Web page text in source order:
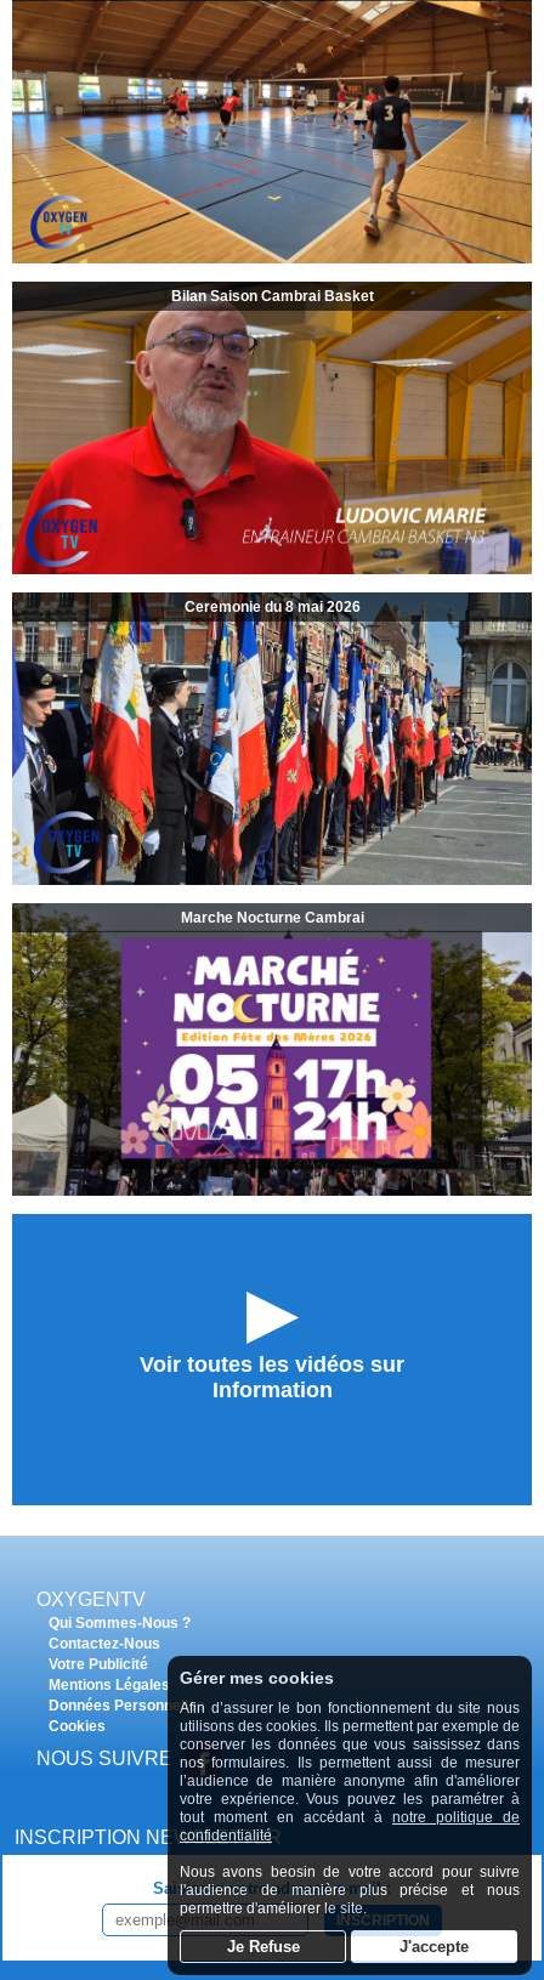
Bilan Saison Cambrai Basket
Ceremonie du 8 mai 2026
Marche Nocturne Cambrai
►
Voir toutes les vidéos sur
Information
OXYGENTV
Qui Sommes-Nous ?
Contactez-Nous
Votre Publicité
Mentions Légales
Données Personnelles
Cookies
NOUS SUIVRE
INSCRIPTION NEWSLETTER
Saisissez votre adresse e-mail :
INSCRIPTION
Gérer mes cookies
Afin d’assurer le bon fonctionnement du site nous
utilisons des cookies. Ils permettent par exemple de
conserver les données que vous saississez dans
nos formulaires. Ils permettent aussi de mesurer
l’audience de manière anonyme afin d'améliorer
votre expérience. Vous pouvez les paramétrer à
tout moment en accédant à notre politique de
confidentialité
Nous avons beosin de votre accord pour suivre
l'audience de manière plus précise et nous
permettre d'améliorer le site.